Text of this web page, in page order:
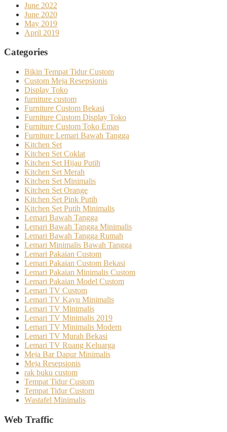
June 2022
June 2020
May 2019
April 2019
Categories
Bikin Tempat Tidur Custom
Custom Meja Resepsionis
Display Toko
furniture custom
Furniture Custom Bekasi
Furniture Custom Display Toko
Furniture Custom Toko Emas
Furniture Lemari Bawah Tangga
Kitchen Set
Kitchen Set Coklat
Kitchen Set Hijau Putih
Kitchen Set Merah
Kitchen Set Minimalis
Kitchen Set Orange
Kitchen Set Pink Putih
Kitchen Set Putih Minimalis
Lemari Bawah Tangga
Lemari Bawah Tangga Minimalis
Lemari Bawah Tangga Rumah
Lemari Minimalis Bawah Tangga
Lemari Pakaian Custom
Lemari Pakaian Custom Bekasi
Lemari Pakaian Minimalis Custom
Lemari Pakaian Model Custom
Lemari TV Custom
Lemari TV Kayu Minimalis
Lemari TV Minimalis
Lemari TV Minimalis 2019
Lemari TV Minimalis Modern
Lemari TV Murah Bekasi
Lemari TV Ruang Keluarga
Meja Bar Dapur Minimalis
Meja Resepsionis
rak buku custom
Tempat Tidur Custom
Tempat Tidur Custom
Wastafel Minimalis
Web Traffic